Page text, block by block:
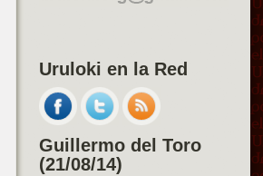
Uruloki en la Red
Guillermo del Toro
(21/08/14)